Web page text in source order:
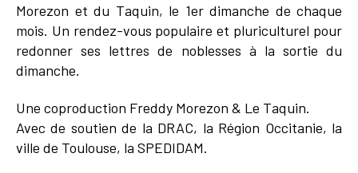
Morezon et du Taquin, le 1er dimanche de chaque
mois. Un rendez-vous populaire et pluriculturel pour
redonner ses lettres de noblesses à la sortie du
dimanche.
Une coproduction Freddy Morezon & Le Taquin.
Avec de soutien de la DRAC, la Région Occitanie, la
ville de Toulouse, la SPEDIDAM.